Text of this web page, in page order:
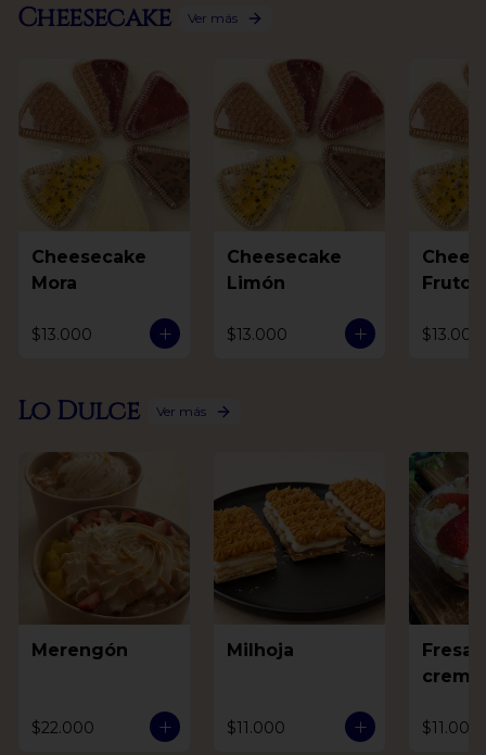
Cheesecake Ver más
Cheesecake
Mora
$13.000
Cheesecake
Limón
$13.000
Frutos
$13.000
Lo Dulce Ver más
Merengón
$22.000
Milhoja
$11.000
crema
$11.000